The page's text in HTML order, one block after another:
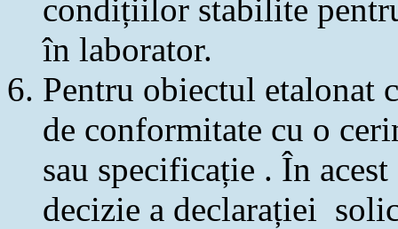
condițiilor stabilite
în laborator.
Pentru obiectul etalonat
de conformitate cu o
sau specificație . În
decizie a declarației